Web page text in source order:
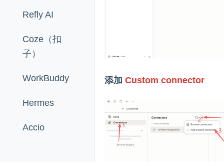
Refly AI
Coze（扣
子）
WorkBuddy
Hermes
Accio
添加 Custom connector